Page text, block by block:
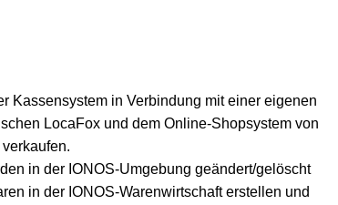
Kassensystem in Verbindung mit einer eigenen
LocaFox und dem Online-Shopsystem von
in der IONOS-Umgebung geändert/gelöscht
in der IONOS-Warenwirtschaft erstellen und